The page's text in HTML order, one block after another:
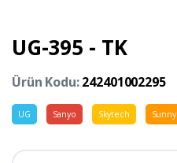
UG-395 - TK
Ürün Kodu:242401002295
UG Sanyo Skytech Sunny